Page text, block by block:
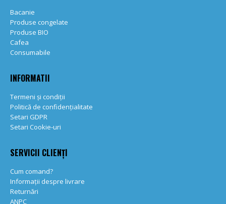
Bacanie
Produse congelate
Produse BIO
Cafea
Consumabile
INFORMATII
Termeni și condiții
Politică de confidențialitate
Setari GDPR
Setari Cookie-uri
SERVICII CLIENȚI
Cum comand?
Informații despre livrare
Returnări
ANPC